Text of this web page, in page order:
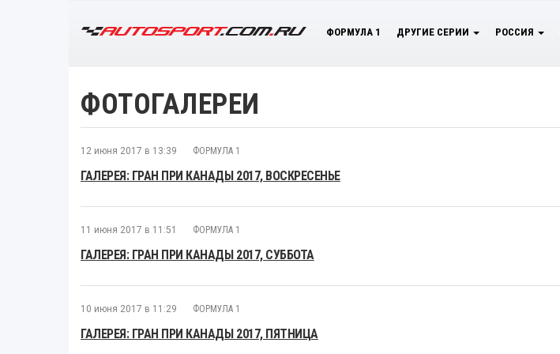
ФОРМУЛА 1 ДРУГИЕ СЕРИИ РОССИЯ
ФОТОГАЛЕРЕИ
12 июня 2017 в 13:39 ФОРМУЛА 1
ГАЛЕРЕЯ: ГРАН ПРИ КАНАДЫ 2017, ВОСКРЕСЕНЬЕ
11 июня 2017 в 11:51 ФОРМУЛА 1
ГАЛЕРЕЯ: ГРАН ПРИ КАНАДЫ 2017, СУББОТА
10 июня 2017 в 11:29 ФОРМУЛА 1
ГАЛЕРЕЯ: ГРАН ПРИ КАНАДЫ 2017, ПЯТНИЦА